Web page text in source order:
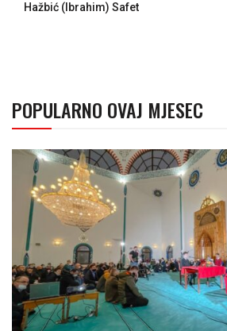
Hažbić (Ibrahim) Safet
POPULARNO OVAJ MJESEC